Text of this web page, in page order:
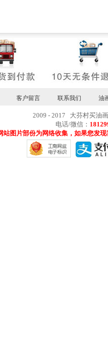
客户留言 联系我们 油
2009 - 2017 大芬村买油
电话/微信：
站图片部份为网络收集，如果您发